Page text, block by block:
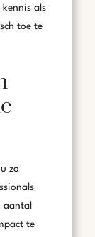
als
toe te
zo
aantal
te